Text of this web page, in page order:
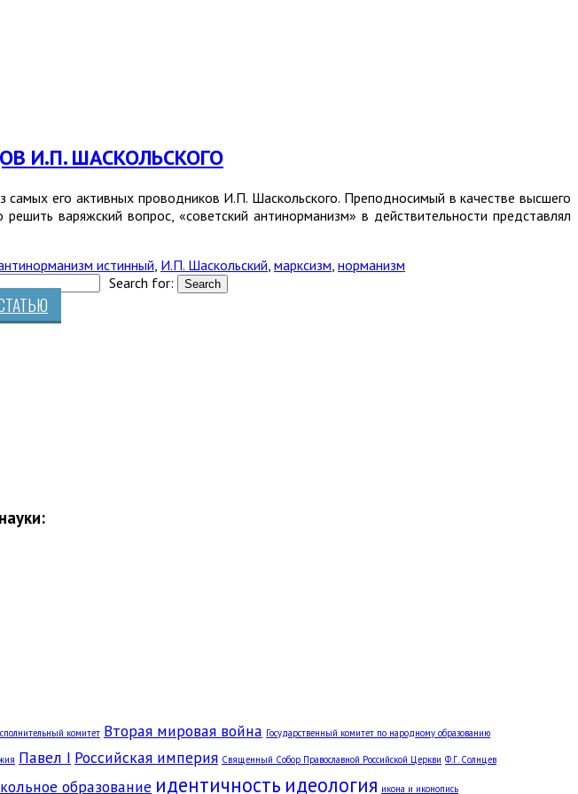
И.П. ШАСКОЛЬСКОГО
его активных проводников И.П. Шаскольского. Преподносимый в качестве высшего
варяжский вопрос, «советский антинорманизм» в действительности представлял
истинный, И.П. Шаскольский, марксизм, норманизм
Search for:
комитет Вторая мировая война Государственный комитет по народному образованию
Павел I Российская империя Священный Собор Православной Российской Церкви Ф.Г. Солнцев
образование идентичность идеология икона и иконопись